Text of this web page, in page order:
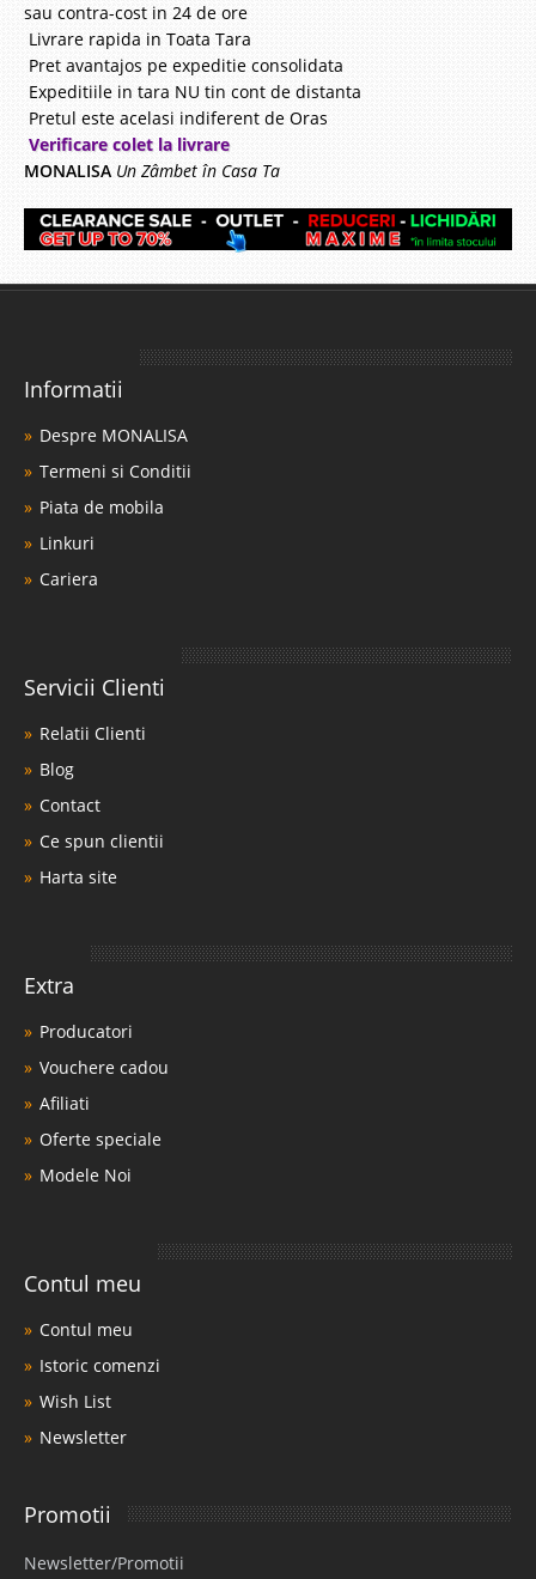
sau contra-cost in 24 de ore
Livrare rapida in Toata Tara
Pret avantajos pe expeditie consolidata
Expeditiile in tara NU tin cont de distanta
Pretul este acelasi indiferent de Oras
Verificare colet la livrare
MONALISA Un Zâmbet în Casa Ta
Informatii
Despre MONALISA
Termeni si Conditii
Piata de mobila
Linkuri
Cariera
Servicii Clienti
Relatii Clienti
Blog
Contact
Ce spun clientii
Harta site
Extra
Producatori
Vouchere cadou
Afiliati
Oferte speciale
Modele Noi
Contul meu
Contul meu
Istoric comenzi
Wish List
Newsletter
Promotii
Newsletter/Promotii